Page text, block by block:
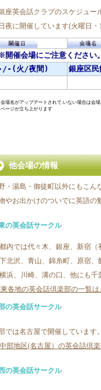
座英会話クラブのスケジュー
夜に開催しています(火曜日・
他会場の情報
・湯島・御徒町以外にもこん
やお出かけのついでに英語の
の英会話サークル
内では代々木、銀座、新宿
北沢、青山、錦糸町、原宿
浜、川崎、溝の口、他にも千
各地の英会話倶楽部の一覧は
の英会話サークル
では名古屋で開催しています。
部地区(名古屋）の英会話倶
の英会話サークル